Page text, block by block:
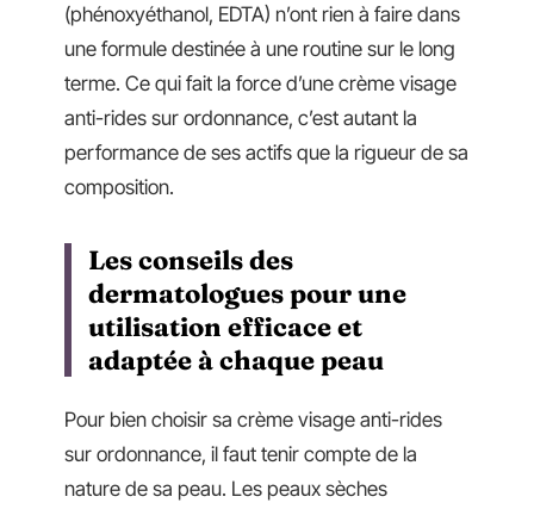
(phénoxyéthanol, EDTA) n’ont rien à faire dans
une formule destinée à une routine sur le long
terme. Ce qui fait la force d’une crème visage
anti-rides sur ordonnance, c’est autant la
performance de ses actifs que la rigueur de sa
composition.
Les conseils des
dermatologues pour une
utilisation efficace et
adaptée à chaque peau
Pour bien choisir sa crème visage anti-rides
sur ordonnance, il faut tenir compte de la
nature de sa peau. Les peaux sèches